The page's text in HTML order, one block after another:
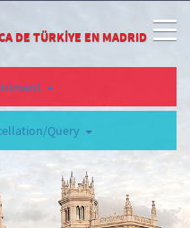
DE TÜRKİYE EN MADRID
Query